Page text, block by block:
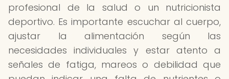
profesional de la salud o un nutricionista
deportivo. Es importante escuchar al cuerpo,
ajustar la alimentación según las
necesidades individuales y estar atento a
señales de fatiga, mareos o debilidad que